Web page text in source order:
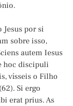
Jesus por si
sobre isso,
autem Iesus
hoc discipuli
vísseis o Filho
Si ergo
erat prius. As